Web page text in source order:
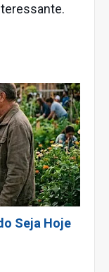
Seja Hoje